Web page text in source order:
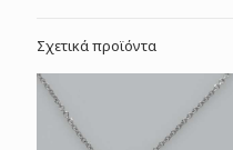
Σχετικά προϊόντα